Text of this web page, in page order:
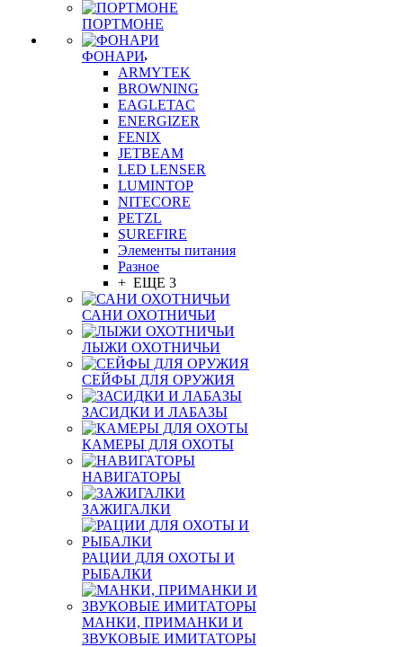
ПОРТМОНЕ
ФОНАРИ
ARMYTEK
BROWNING
EAGLETAC
ENERGIZER
FENIX
JETBEAM
LED LENSER
LUMINTOP
NITECORE
PETZL
SUREFIRE
Элементы питания
Разное
+ ЕЩЕ 3
САНИ ОХОТНИЧЬИ
ЛЫЖИ ОХОТНИЧЬИ
СЕЙФЫ ДЛЯ ОРУЖИЯ
ЗАСИДКИ И ЛАБАЗЫ
КАМЕРЫ ДЛЯ ОХОТЫ
НАВИГАТОРЫ
ЗАЖИГАЛКИ
РАЦИИ ДЛЯ ОХОТЫ И
РЫБАЛКИ
МАНКИ, ПРИМАНКИ И
ЗВУКОВЫЕ ИМИТАТОРЫ